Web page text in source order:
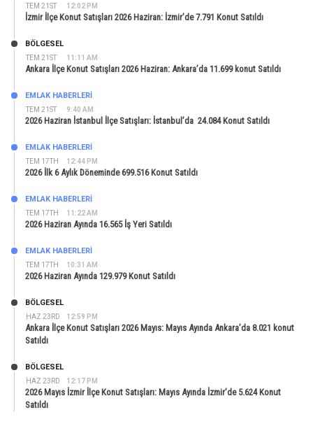
TEM 21ST 12:02 PM
İzmir İlçe Konut Satışları 2026 Haziran: İzmir’de 7.791 Konut Satıldı
TEM 21ST 11:11 AM
BÖLGESEL
Ankara İlçe Konut Satışları 2026 Haziran: Ankara’da 11.699 konut Satıldı
TEM 21ST 9:40 AM
EMLAK HABERLERI
2026 Haziran İstanbul İlçe Satışları: İstanbul’da 24.084 Konut Satıldı
TEM 17TH 12:44 PM
EMLAK HABERLERI
2026 İlk 6 Aylık Döneminde 699.516 Konut Satıldı
TEM 17TH 11:22 AM
EMLAK HABERLERI
2026 Haziran Ayında 16.565 İş Yeri Satıldı
TEM 17TH 10:31 AM
EMLAK HABERLERI
2026 Haziran Ayında 129.979 Konut Satıldı
HAZ 23RD 12:59 PM
BÖLGESEL
Ankara İlçe Konut Satışları 2026 Mayıs: Mayıs Ayında Ankara’da 8.021 konut
Satıldı
HAZ 23RD 12:17 PM
BÖLGESEL
2026 Mayıs İzmir İlçe Konut Satışları: Mayıs Ayında İzmir’de 5.624 Konut
Satıldı